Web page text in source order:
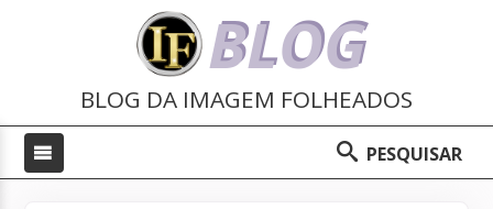
BLOG DA IMAGEM FOLHEADOS
BLOG
PESQUISAR